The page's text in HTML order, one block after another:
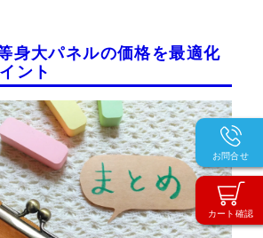
カート確認
お問合せ
身大パネルの価格を最適化
ント